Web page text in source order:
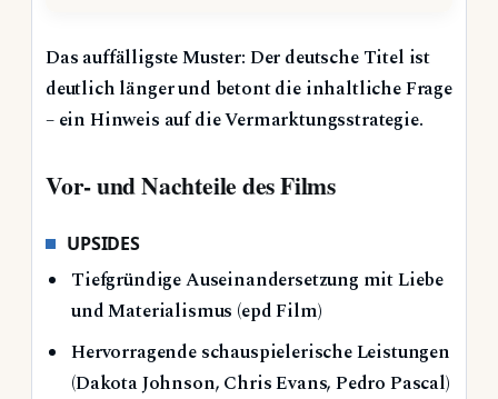
Das auffälligste Muster: Der deutsche Titel ist
deutlich länger und betont die inhaltliche Frage
– ein Hinweis auf die Vermarktungsstrategie.
Vor- und Nachteile des Films
UPSIDES
Tiefgründige Auseinandersetzung mit Liebe
und Materialismus (epd Film)
Hervorragende schauspielerische Leistungen
(Dakota Johnson, Chris Evans, Pedro Pascal)